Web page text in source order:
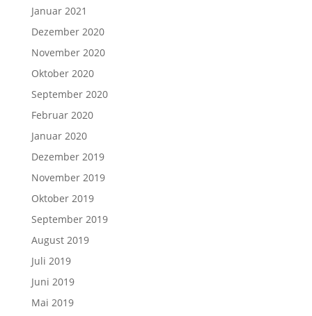
Januar 2021
Dezember 2020
November 2020
Oktober 2020
September 2020
Februar 2020
Januar 2020
Dezember 2019
November 2019
Oktober 2019
September 2019
August 2019
Juli 2019
Juni 2019
Mai 2019